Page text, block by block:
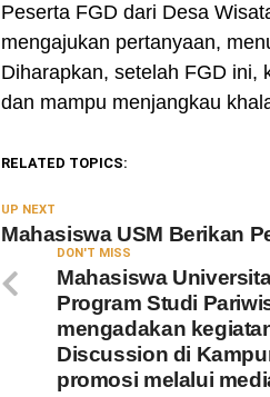
Peserta FGD dari Desa
mengajukan pertanyaan,
Diharapkan, setelah FGD ini,
dan mampu menjangkau
RELATED TOPICS:
UP NEXT
Mahasiswa USM Berikan
DON'T MISS
Mahasiswa
Program Studi
mengadakan
Discussion di
promosi melalui